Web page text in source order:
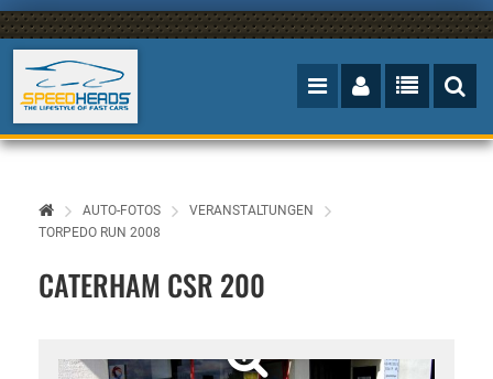
AUTO-FOTOS
VERANSTALTUNGEN
TORPEDO RUN 2008
CATERHAM CSR 200